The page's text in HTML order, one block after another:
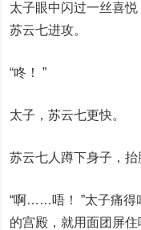
太子眼中闪过一丝喜
苏云七进攻。
“咚！ ”
太子，苏云七更快。
苏云七人蹲下身子，抬
“啊……唔！ ”太子痛得
的宫殿，就用面团屏住